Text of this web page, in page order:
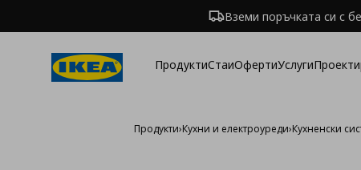
Вземи поръчката си с
ПродуктиСтаиОфертиУслуги
Продукти›Кухни и електроуреди›Кухненски